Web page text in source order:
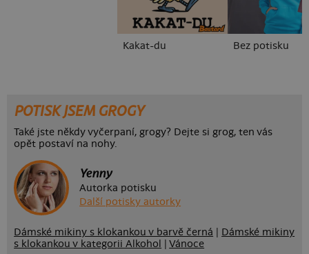
Kakat-du Bez potisku
POTISK JSEM GROGY
Také jste někdy vyčerpaní, grogy? Dejte si grog, ten vás
opět postaví na nohy.
Yenny
Autorka potisku
Další potisky autorky
Dámské mikiny s klokankou v barvě černá
Dámské mikiny
s klokankou v kategorii Alkohol
|Vánoce